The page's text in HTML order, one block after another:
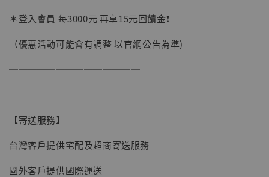
＊登入會員 每3000元 再享15元回饋金❗️
（優惠活動可能會有調整 以官網公告為準)
──────────────
【寄送服務】
台灣客戶提供宅配及超商寄送服務
國外客戶提供國際運送